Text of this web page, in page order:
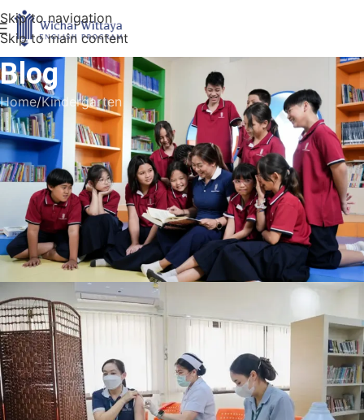
Skip to navigation
Skip to main content
Blog
Home Kindergarten
KINDERGARTEN, PRIMARY STUDENTS
Chiangmai Medical Center Hospital
came to Wichai Wittaya for the
Influenza Vaccine
Super Admin